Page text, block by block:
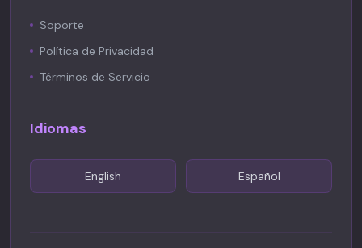
Soporte
Política de Privacidad
Términos de Servicio
Idiomas
English Español